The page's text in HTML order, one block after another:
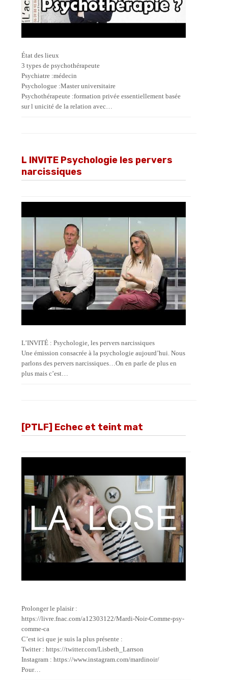
État des lieux
3 types de psychothérapeute
Psychiatre :médecin
Psychologue :Master universitaire
Psychothérapeute :formation privée essentiellement basée
sur l unicité de la relation avec…
L INVITE Psychologie les pervers
narcissiques
L’INVITÉ : Psychologie, les pervers narcissiques
Une émission consacrée à la psychologie aujourd’hui. Nous
parlons des pervers narcissiques…On en parle de plus en
plus mais c’est…
[PTLF] Echec et teint mat
Prolonger le plaisir :
https://livre.fnac.com/a12303122/Mardi-Noir-Comme-psy-
comme-ca
C’est ici que je suis la plus présente :
Twitter : https://twitter.com/Lisbeth_Larrson
Instagram : https://www.instagram.com/mardinoir/
Pour…